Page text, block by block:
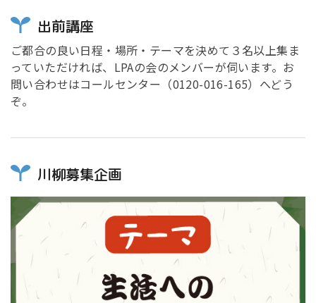
出前講座
ご都合の良い日程・場所・テーマを決めて３名以上集ま
っていただければ、LPAの会のメンバーが伺います。お
問い合わせはコールセンター（0120-016-165）へどう
ぞ。
川柳募集企画